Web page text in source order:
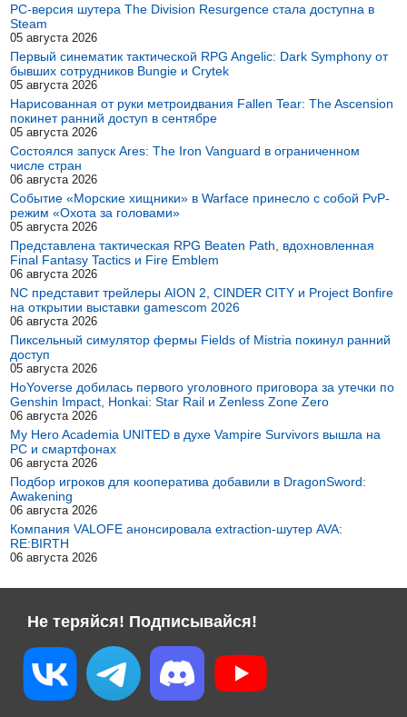
PC-версия шутера The Division Resurgence стала доступна в
Steam
05 августа 2026
Первый синематик тактической RPG Angelic: Dark Symphony от
бывших сотрудников Bungie и Crytek
05 августа 2026
Нарисованная от руки метроидвания Fallen Tear: The Ascension
покинет ранний доступ в сентябре
05 августа 2026
Состоялся запуск Ares: The Iron Vanguard в ограниченном
числе стран
06 августа 2026
Событие «Морские хищники» в Warface принесло с собой PvP-
режим «Охота за головами»
05 августа 2026
Представлена тактическая RPG Beaten Path, вдохновленная
Final Fantasy Tactics и Fire Emblem
06 августа 2026
NC представит трейлеры AION 2, CINDER CITY и Project Bonfire
на открытии выставки gamescom 2026
06 августа 2026
Пиксельный симулятор фермы Fields of Mistria покинул ранний
доступ
05 августа 2026
HoYoverse добилась первого уголовного приговора за утечки по
Genshin Impact, Honkai: Star Rail и Zenless Zone Zero
06 августа 2026
My Hero Academia UNITED в духе Vampire Survivors вышла на
PC и смартфонах
06 августа 2026
Подбор игроков для кооператива добавили в DragonSword:
Awakening
06 августа 2026
Компания VALOFE анонсировала extraction-шутер AVA:
RE:BIRTH
06 августа 2026
Не теряйся! Подписывайся!